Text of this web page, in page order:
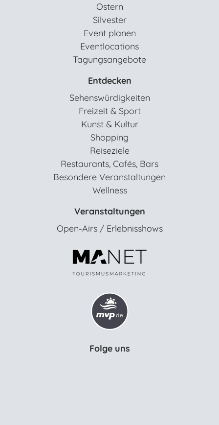
Ostern
Silvester
Event planen
Eventlocations
Tagungsangebote
Entdecken
Sehenswürdigkeiten
Freizeit & Sport
Kunst & Kultur
Shopping
Reiseziele
Restaurants, Cafés, Bars
Besondere Veranstaltungen
Wellness
Veranstaltungen
Open-Airs / Erlebnisshows
Folge uns